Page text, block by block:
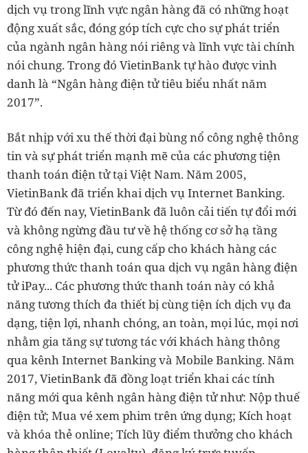
dịch vụ trong lĩnh vực ngân hàng đã có những hoạt
động xuất sắc, đóng góp tích cực cho sự phát triển
của ngành ngân hàng nói riêng và lĩnh vực tài chính
nói chung. Trong đó VietinBank tự hào được vinh
danh là “Ngân hàng điện tử tiêu biểu nhất năm
2017”.
Bắt nhịp với xu thế thời đại bùng nổ công nghệ thông
tin và sự phát triển mạnh mẽ của các phương tiện
thanh toán điện tử tại Việt Nam. Năm 2005,
VietinBank đã triển khai dịch vụ Internet Banking.
Từ đó đến nay, VietinBank đã luôn cải tiến tự đổi mới
và không ngừng đầu tư về hệ thống cơ sở hạ tầng
công nghệ hiện đại, cung cấp cho khách hàng các
phương thức thanh toán qua dịch vụ ngân hàng điện
tử iPay... Các phương thức thanh toán này có khả
năng tương thích đa thiết bị cùng tiện ích dịch vụ đa
dạng, tiện lợi, nhanh chóng, an toàn, mọi lúc, mọi nơi
nhằm gia tăng sự tương tác với khách hàng thông
qua kênh Internet Banking và Mobile Banking. Năm
2017, VietinBank đã đồng loạt triển khai các tính
năng mới qua kênh ngân hàng điện tử như: Nộp thuế
điện tử; Mua vé xem phim trên ứng dụng; Kích hoạt
và khóa thẻ online; Tích lũy điểm thưởng cho khách